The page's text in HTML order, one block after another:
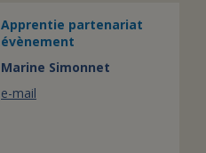
Apprentie partenariat
évènement
Marine Simonnet
e-mail